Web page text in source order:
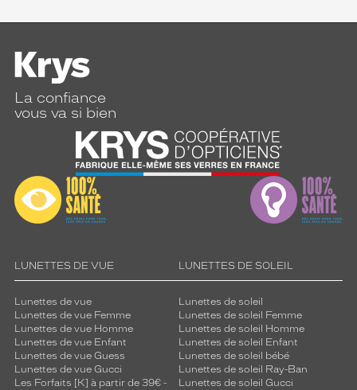
La confiance
vous va si bien
LUNETTES DE VUE
Lunettes de vue
Lunettes de vue Femme
Lunettes de vue Homme
Lunettes de vue Enfant
Lunettes de vue Guess
Lunettes de vue Gucci
Les Forfaits [K] à partir de 39€ -
LUNETTES DE SOLEIL
Lunettes de soleil
Lunettes de soleil Femme
Lunettes de soleil Homme
Lunettes de soleil Enfant
Lunettes de soleil bébé
Lunettes de soleil Ray-Ban
Lunettes de soleil Gucci